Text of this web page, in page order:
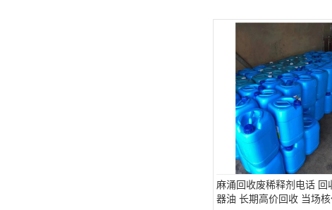
麻涌回收废稀释剂电话 回
器油 长期高价回收 当场